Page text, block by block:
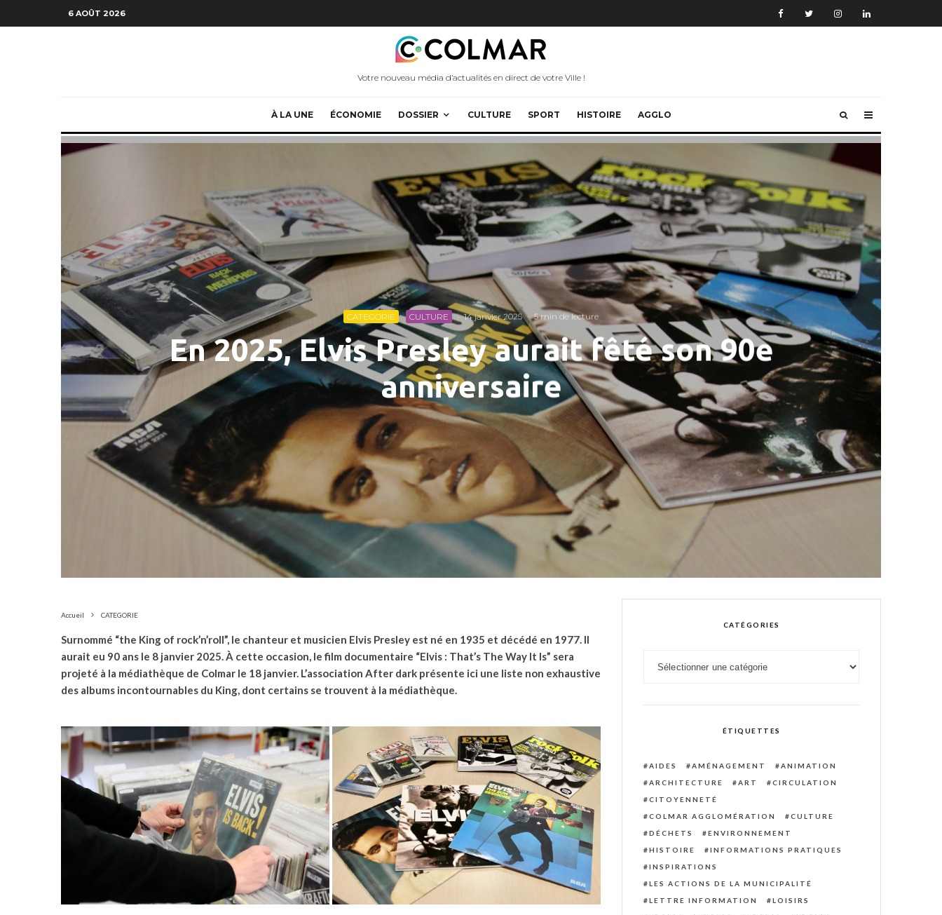
6 AOÛT 2026
Votre nouveau média d’actualités en direct de votre Ville !
À LA UNE ÉCONOMIE DOSSIER CULTURE SPORT HISTOIRE AGGLO
CATEGORIE CULTURE · 14 janvier 2025 · 5 min de lecture
En 2025, Elvis Presley aurait fêté son 90e
anniversaire
Accueil CATEGORIE
Surnommé “the King of rock’n’roll”, le chanteur et musicien Elvis Presley est né en 1935 et décédé en 1977. Il
aurait eu 90 ans le 8 janvier 2025. À cette occasion, le film documentaire “Elvis : That’s The Way It Is” sera
projeté à la médiathèque de Colmar le 18 janvier. L’association After dark présente ici une liste non exhaustive
des albums incontournables du King, dont certains se trouvent à la médiathèque.
CATÉGORIES
ÉTIQUETTES
AIDES AMÉNAGEMENT
ANIMATION
ARCHITECTURE
ART
CIRCULATION
CITOYENNETÉ
COLMAR AGGLOMÉRATION
CULTURE
DÉCHETS
ENVIRONNEMENT
HISTOIRE
INFORMATIONS PRATIQUES
INSPIRATIONS
LES ACTIONS DE LA MUNICIPALITÉ
LETTRE INFORMATION
LOISIRS